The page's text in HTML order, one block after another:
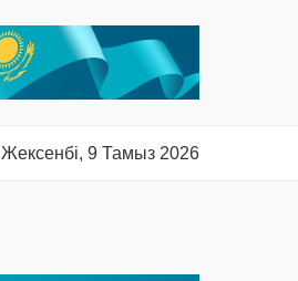
Жексенбі, 9 Тамыз 2026